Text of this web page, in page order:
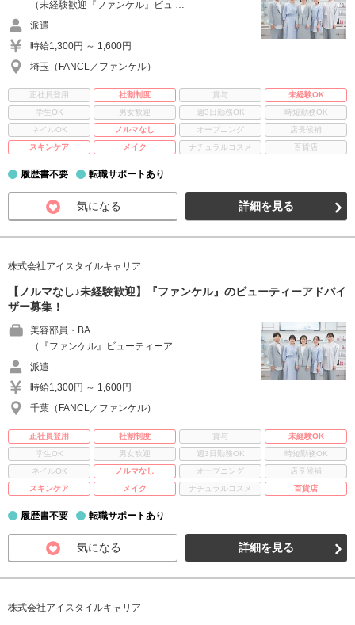
（未経験歓迎『ファンケル』ビュ …
派遣
時給1,300円 ～ 1,600円
埼玉（FANCL／ファンケル）
正社員登用 社割制度 賞与
未経験OK
学生OK
男女歓迎 週3日勤務OK
時短勤務OK
ネイルOK
ノルマなし オープニング
店長候補
スキンケア
メイク ナチュラルコスメ 百貨店
履歴書不要 転職サポートあり
気になる 詳細を見る
株式会社アイスタイルキャリア
【ノルマなし♪未経験歓迎】『ファンケル』のビューティーアドバイ
ザー募集！
美容部員・BA
（『ファンケル』ビューティーア …
派遣
時給1,300円 ～ 1,600円
千葉（FANCL／ファンケル）
正社員登用 社割制度 賞与
未経験OK
学生OK
男女歓迎 週3日勤務OK
時短勤務OK
ネイルOK
ノルマなし オープニング
店長候補
スキンケア
メイク ナチュラルコスメ 百貨店
履歴書不要 転職サポートあり
気になる 詳細を見る
株式会社アイスタイルキャリア